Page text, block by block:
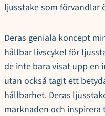
ljusstake som förvandlar
Deras geniala koncept
hållbar livscykel för
de inte bara visat upp en
utan också tagit ett
hållbarhet. Deras
marknaden och